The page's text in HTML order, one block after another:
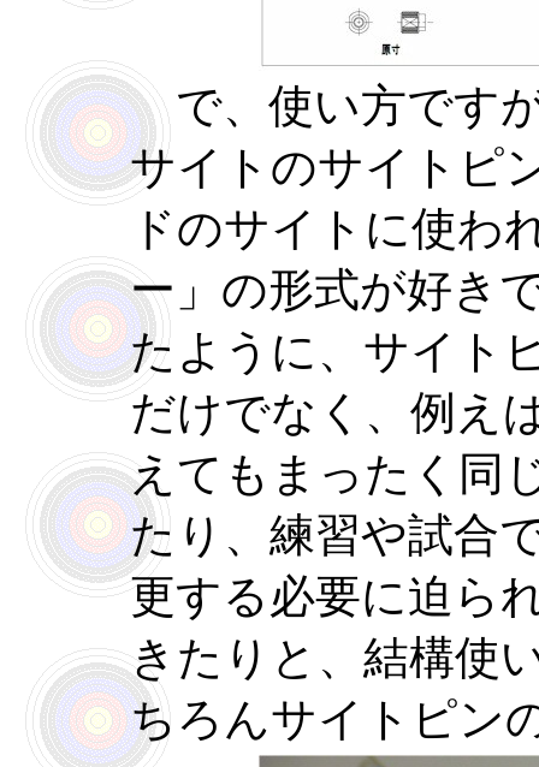
で、使い方です
サイトのサイトピ
ドのサイトに使わ
ー」の形式が好き
たように、サイト
だけでなく、例え
えてもまったく同
たり、練習や試合
更する必要に迫ら
きたりと、結構使
ちろんサイトピン